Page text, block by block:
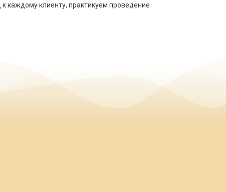
каждому клиенту, практикуем проведение